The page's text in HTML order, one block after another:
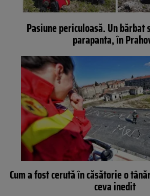
Pasiune periculoasă. Un bărbat
parapanta, în
Cum a fost cerută în căsătorie o
ceva inedit